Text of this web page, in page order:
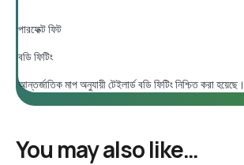
পারফেক্ট ফিট
বডি ফিটিং
আন্তর্জাতিক মাপ অনুযায়ী টেইলার্ড বডি ফিটিং নিশ্চিত করা হয়েছে।
You may also like…